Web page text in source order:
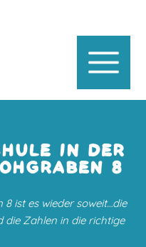
IN DER
8
8 ist es wieder soweit…die
Zahlen in die richtige